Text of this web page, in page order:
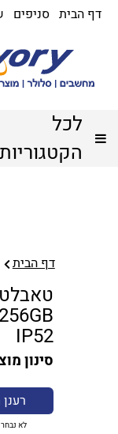
דף הבית סניפים
לכל
הקטגוריות
דף הבית
IP52
סינון
לא נבחר